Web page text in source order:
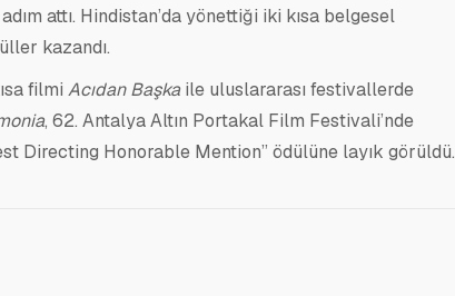
attı. Hindistan’da yönettiği iki kısa belgesel
kazandı.
filmi Acıdan Başkaile uluslararası festivallerde
, 62. Antalya Altın Portakal Film Festivali’nde
Directing Honorable Mention” ödülüne layık görüldü.